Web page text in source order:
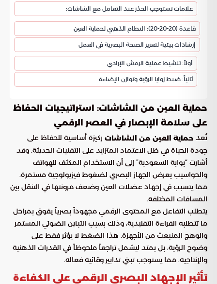
علامات تستوجب الحذر عند التعامل مع الشاشات:
قاعدة (20-20-20): النظام الذهبي لحماية العين
إرشادات بيئية لتعزيز الصحة البصرية في العمل
أولاً: تنشيط عملية الرمش الإرادي
ثانياً: ضبط زوايا الرؤية وتوازن الإضاءة
حماية العين من الشاشات: استراتيجيات الحفاظ
على سلامة الإبصار في العصر الرقمي
تُعد حماية العين من الشاشات ركيزة أساسية للحفاظ على
جودة الحياة في ظل الاعتماد المتزايد على التقنيات الحديثة. وقد
أشارت “بوابة السعودية” إلى أن الاستخدام المكثف للهواتف
والحواسيب يعرض الجهاز البصري لضغوط فيزيولوجية مستمرة،
مما يتسبب في إجهاد عضلات العين وضعف مرونتها في التنقل بين
المسافات المختلفة.
يتطلب التفاعل مع المحتوى الرقمي مجهوداً بصرياً يفوق بمراحل
ما تتطلبه القراءة التقليدية، وذلك بسبب التباين الضوئي المستمر
والوهج المنبعث من الأجهزة. هذا الضغط لا يؤثر فقط على
وضوح الرؤية، بل يمتد ليشمل تراجعاً ملحوظاً في القدرات الذهنية
والإنتاجية، مما يستوجب تبني تدابير وقائية فعالة.
تأثير الإجهاد البصري الرقمي على الكفاءة